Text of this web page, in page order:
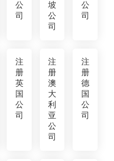
公
司
坡
公
司
公
司
注
册
英
国
公
司
注
册
澳
大
利
亚
公
司
注
册
德
国
公
司